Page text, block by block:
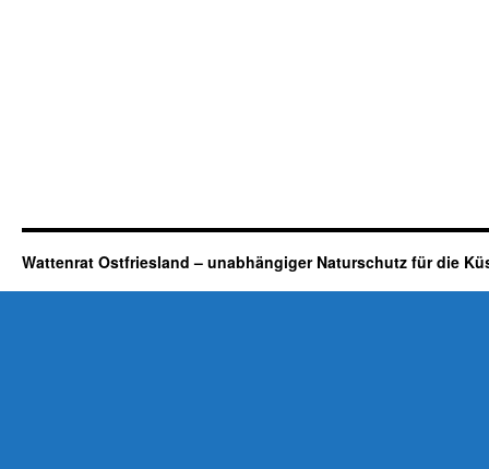
Wattenrat Ostfriesland – unabhängiger Naturschutz für die